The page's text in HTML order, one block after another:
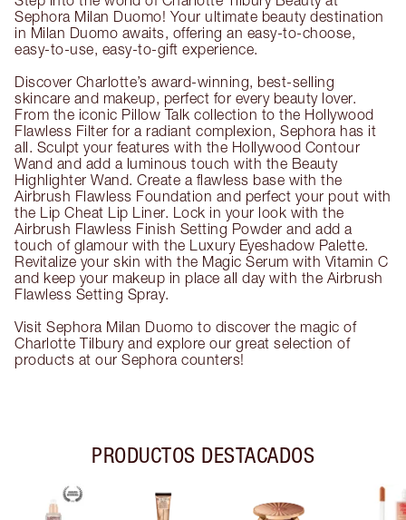
Sephora Milan Duomo! Your ultimate beauty destination
in Milan Duomo awaits, offering an easy-to-choose,
easy-to-use, easy-to-gift experience.
Discover Charlotte’s award-winning, best-selling
skincare and makeup, perfect for every beauty lover.
From the iconic Pillow Talk collection to the Hollywood
Flawless Filter for a radiant complexion, Sephora has it
all. Sculpt your features with the Hollywood Contour
Wand and add a luminous touch with the Beauty
Highlighter Wand. Create a flawless base with the
Airbrush Flawless Foundation and perfect your pout with
the Lip Cheat Lip Liner. Lock in your look with the
Airbrush Flawless Finish Setting Powder and add a
touch of glamour with the Luxury Eyeshadow Palette.
Revitalize your skin with the Magic Serum with Vitamin C
and keep your makeup in place all day with the Airbrush
Flawless Setting Spray.
Visit Sephora Milan Duomo to discover the magic of
Charlotte Tilbury and explore our great selection of
products at our Sephora counters!
PRODUCTOS DESTACADOS